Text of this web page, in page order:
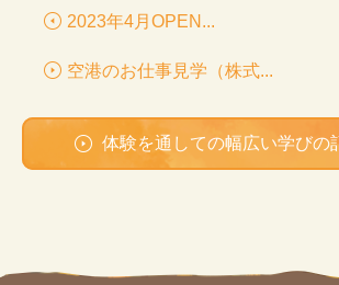
2023年4月OPEN...
空港のお仕事見学（株式...
体験を通しての幅広い学びの